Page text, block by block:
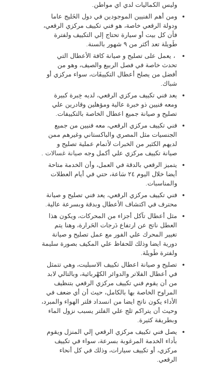
وليس الكماليات لدي اي مواطن.
ومن أهم الفنيين الموجودين في دول الخَليج عاما
ودولة الرقعي خاصة، هو فني تكييف مركزي الرقعي،
فأن كل بيت أو سيارة تحتاج إلي التكييف ولفترة
طَويلة تعد أكثر من ٩ شهور بالسنة.
، يعمل على تصليح و صيانة كافة الأعطال التي
تحدث خاصة في فصل الربيع والصيف، وهو من
أفضل من يصلح أعطال التكييفَات، سواء مركزي أو
شباك.
يعد فني تكييف مركزي الرقعي، لديه خِبرة كبيرة
ومعه فنيين ذو خبرة عالية ومؤهلين وقادرين علي
تصليح و صيانة جميع اعطال الخاصة بالتكييفات.
فني تكييف مركزي الرقعي، معه فنيين من جميع
الجنسيات مثل المصري والباكستاني وغيرهم ممن
لديهم الكثير من الخبرات لأتمام عملية تصليح و
صيانة تكييف مركزي علي أكمل وجه صيانة غسالات
يتميز الرقعي بالدقة في العمل، وأن الخدمة متاحة
أيضا خلال اليوم ٢٤ سَاعة، حتي في أيام العطلات
والمناسبات.
فني تكييف مركزي الرقعي، يعد فني تصليح و صيانة
محترف في اكتشاف الأعطال وبدقة وبسرعة عالية.
مثل أعطال تآكل أجزاء من المحركات، ويكون هذا
العطل ناتج عن ارتفاع دَرجات الحَرارة، وهنا يتم
تغيير المحرك علي الفور مع عمل تصليح و صيانة
دورية ايضا وذلك للحفاظ علي المكيف بصورة سليمة
ولفترة طَويلة.
تصليح و صيانة اعطال تكييف الاسبليت، وهي تتمثل
في أعطال الفلاتر والدوائر الكهْربائية، وبالتالي لابد
من أن يقوم فني تكييف مركزي الرقعي بتنظيف
المراوح الخاصة بها بالكامل، حيث أن أي ضعف في
الأداء يكون ناتج ايضا من انسداد فلتر الهواء والمبرد،
وحيث أن يتراكم ثلج علي الفلتر يسبب نزول الماء
وبطريقة كثيرة.
يصل فني تكييف مركزي الرقعي إلي المنزل ويقوم
بأداء الخدمة المرغوبة بسرعة، سواء في تكييف
مركزي، أو تكييف سيارات، وذلك في كل أنحاء
الرقعي.